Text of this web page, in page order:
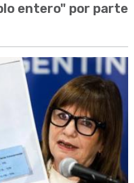
entero" por parte